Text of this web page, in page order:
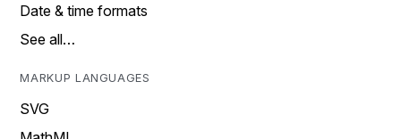
Date & time formats
See all…
MARKUP LANGUAGES
SVG